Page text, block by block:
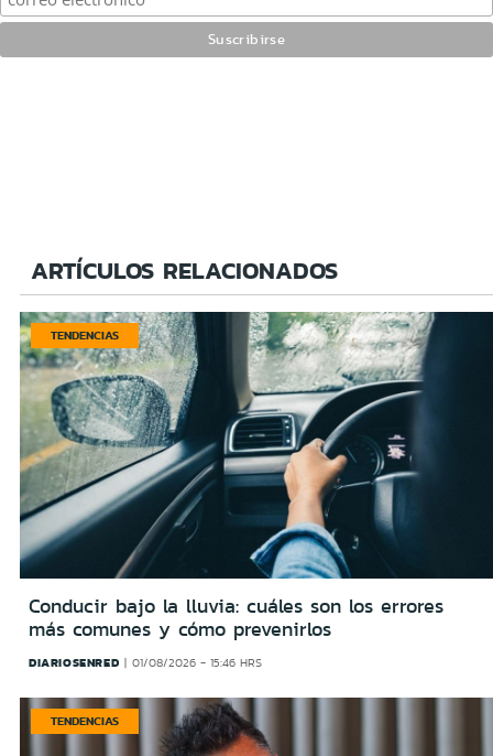
ARTÍCULOS RELACIONADOS
TENDENCIAS
Conducir bajo la lluvia: cuáles son los errores
más comunes y cómo prevenirlos
DIARIOSENRED 01/08/2026 - 15:46 HRS
TENDENCIAS